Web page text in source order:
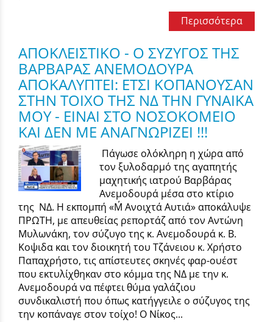
Περισσότερα
ΑΠΟΚΛΕΙΣΤΙΚΟ - Ο ΣΥΖΥΓΟΣ ΤΗΣ
ΒΑΡΒΑΡΑΣ ΑΝΕΜΟΔΟΥΡΑ
ΑΠΟΚΑΛΥΠΤΕΙ: ΕΤΣΙ ΚΟΠΑΝΟΥΣΑΝ
ΣΤΗΝ ΤΟΙΧΟ ΤΗΣ ΝΔ ΤΗΝ ΓΥΝΑΙΚΑ
ΜΟΥ - ΕΙΝΑΙ ΣΤΟ ΝΟΣΟΚΟΜΕΙΟ
ΚΑΙ ΔΕΝ ΜΕ ΑΝΑΓΝΩΡΙΖΕΙ !!!
Πάγωσε ολόκληρη η χώρα από
τον ξυλοδαρμό της αγαπητής
μαχητικής ιατρού Βαρβάρας
Ανεμοδουρά μέσα στο κτίριο
της ΝΔ. Η εκπομπή «Μ΄ Ανοιχτά Αυτιά» αποκάλυψε
ΠΡΩΤΗ, με απευθείας ρεπορτάζ από τον Αντώνη
Μυλωνάκη, τον σύζυγο της κ. Ανεμοδουρά κ. Β.
Κοψιδα και τον διοικητή του Τζάνειου κ. Χρήστο
Παπαχρήστο, τις απίστευτες σκηνές φαρ-ουέστ
που εκτυλίχθηκαν στο κόμμα της ΝΔ με την κ.
Ανεμοδουρά να πέφτει θύμα γαλάζιου
συνδικαλιστή που όπως κατήγγειλε ο σύζυγος της
την κοπάναγε στον τοίχο! Ο Νίκος...